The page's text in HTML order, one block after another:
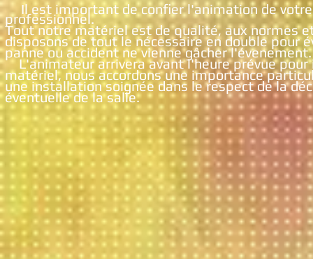
Il est important de confier l'animation de votre
professionnel.
Tout notre matériel est de qualité, aux normes
disposons de tout le nécessaire en double pour
panne ou accident ne vienne gâcher l'évenement.
L'animateur arrivera avant l'heure prévue pour
matériel, nous accordons une importance
une installation soignée dans le respect de la
éventuelle de la salle.